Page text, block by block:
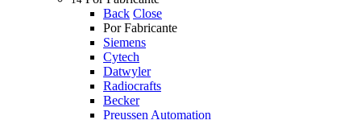
Back Close
Por Fabricante
Siemens
Cytech
Datwyler
Radiocrafts
Becker
Preussen Automation